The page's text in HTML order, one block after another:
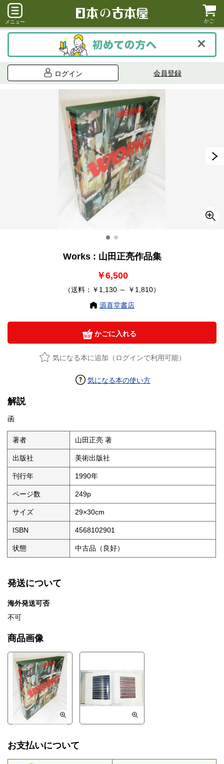
メニュー かご
ログイン 会員登録
Works : 山田正亮作品集
￥6,500
（送料：￥1,130 ～ ￥1,810）
源喜堂書店
かごに入れる
気になる本に追加（ログインで利用可能）
気になる本の使い方
解説
函
著者 山田正亮 著
出版社 美術出版社
刊行年 1990年
ページ数 249p
サイズ 29×30cm
ISBN 4568102901
状態 中古品（良好）
発送について
海外発送可否
不可
商品画像
お支払いについて